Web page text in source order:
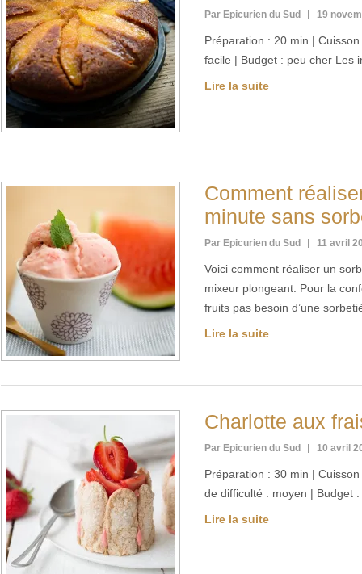
Par Epicurien du Sud 19
Préparation : 20 min |
facile | Budget : peu cher Les
Lire la suite
Comment
minute sans
Par Epicurien du Sud 11 avril
Voici comment réaliser un
mixeur plongeant. Pour la
fruits pas besoin d’une
Lire la suite
Charlotte aux
Par Epicurien du Sud 10 avril
Préparation : 30 min |
de difficulté : moyen | Budget
Lire la suite